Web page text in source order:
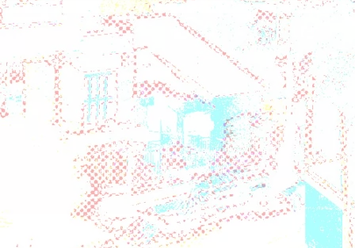

次へ

検索